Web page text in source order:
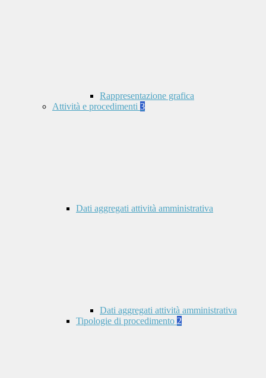
Rappresentazione grafica
Attività e procedimenti 3
Dati aggregati attività amministrativa
Dati aggregati attività amministrativa
Tipologie di procedimento 2